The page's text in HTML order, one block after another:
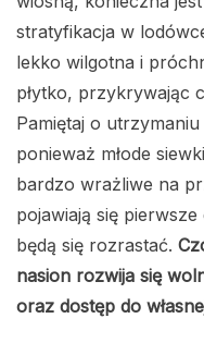
stratyfikacja w
lekko wilgotna i
płytko, przykrywając
Pamiętaj o utrzymaniu
ponieważ młode
bardzo wrażliwe na
pojawiają się
będą się rozrastać.
nasion rozwija się
oraz dostęp do